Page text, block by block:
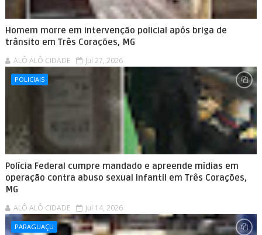
Homem morre em intervenção policial após briga de
trânsito em Três Corações, MG
ALÔ ALÔ CIDADE Jul 27, 2026
POLICIAIS
Polícia Federal cumpre mandado e apreende mídias em
operação contra abuso sexual infantil em Três Corações,
MG
ALÔ ALÔ CIDADE Jul 14, 2026
PARAGUAÇU